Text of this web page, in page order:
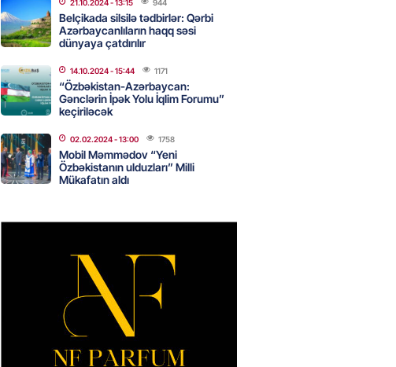
REKLAM
Birbank Star kartını indi sifariş
edin, nağdlaşdırmanı komissiyasız
edin
06.08.2026- 15:07 84
ÖLKƏ
Bu agentlikdə sədr müavinini AZCON
təyin edəcək
Azərbaycan Ukraynaya qaz tədarük
etməyə hazırdır – Ceyhun Bayramov
- 14:45
Prezident Əliyev 2 diplomatı geri çağırdı
21.10.2024- 13:15 944
Belçikada silsilə tədbirlər: Qərbi
Azərbaycanlıların haqq səsi
dünyaya çatdırılır
14.10.2024- 15:44 1171
“Özbəkistan-Azərbaycan:
Gənclərin İpək Yolu İqlim Forumu”
keçiriləcək
02.02.2024- 13:00 1758
Mobil Məmmədov “Yeni
Özbəkistanın ulduzları” Milli
Mükafatın aldı